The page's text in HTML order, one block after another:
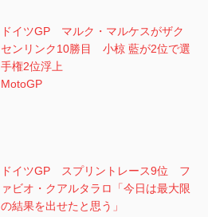
ドイツGP マルク・マルケスがザク
センリンク10勝目 小椋 藍が2位で選
手権2位浮上
MotoGP
ドイツGP スプリントレース9位 フ
ァビオ・クアルタラロ「今日は最大限
の結果を出せたと思う」